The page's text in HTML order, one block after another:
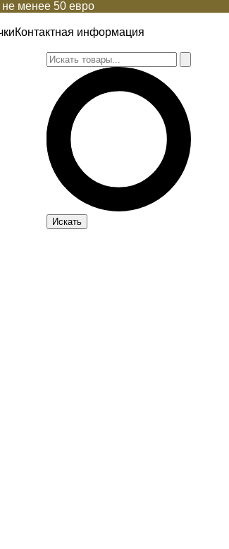
менее 50 евро
Контактная информация
Искать